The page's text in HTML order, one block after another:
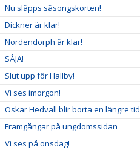
Nu släpps säsongskorten!
Dickner är klar!
Nordendorph är klar!
SÅJA!
Slut upp för Hallby!
Vi ses imorgon!
Oskar Hedvall blir borta en längre tid
Framgångar på ungdomssidan
Vi ses på onsdag!